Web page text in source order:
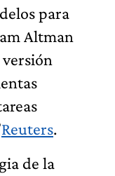
para
Altman
Reuters.
de la